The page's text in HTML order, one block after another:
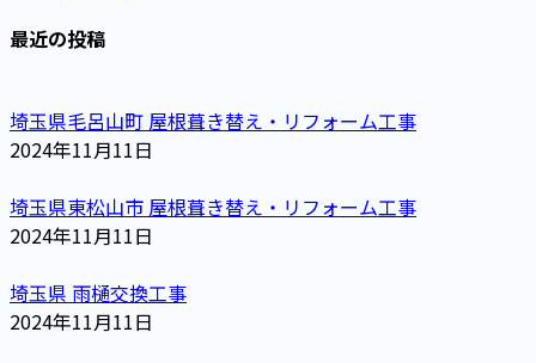
最近の投稿
埼玉県毛呂山町 屋根葺き替え・リフォーム工事
2024年11月11日
埼玉県東松山市 屋根葺き替え・リフォーム工事
2024年11月11日
埼玉県 雨樋交換工事
2024年11月11日